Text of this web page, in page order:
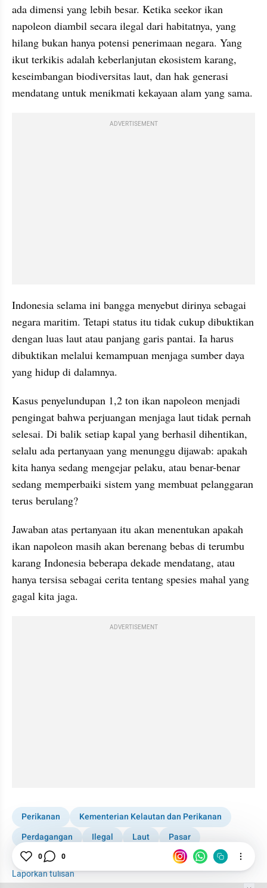
ada dimensi yang lebih besar. Ketika seekor ikan
napoleon diambil secara ilegal dari habitatnya, yang
hilang bukan hanya potensi penerimaan negara. Yang
ikut terkikis adalah keberlanjutan ekosistem karang,
keseimbangan biodiversitas laut, dan hak generasi
mendatang untuk menikmati kekayaan alam yang sama.
ADVERTISEMENT
Indonesia selama ini bangga menyebut dirinya sebagai
negara maritim. Tetapi status itu tidak cukup dibuktikan
dengan luas laut atau panjang garis pantai. Ia harus
dibuktikan melalui kemampuan menjaga sumber daya
yang hidup di dalamnya.
Kasus penyelundupan 1,2 ton ikan napoleon menjadi
pengingat bahwa perjuangan menjaga laut tidak pernah
selesai. Di balik setiap kapal yang berhasil dihentikan,
selalu ada pertanyaan yang menunggu dijawab: apakah
kita hanya sedang mengejar pelaku, atau benar-benar
sedang memperbaiki sistem yang membuat pelanggaran
terus berulang?
Jawaban atas pertanyaan itu akan menentukan apakah
ikan napoleon masih akan berenang bebas di terumbu
karang Indonesia beberapa dekade mendatang, atau
hanya tersisa sebagai cerita tentang spesies mahal yang
gagal kita jaga.
ADVERTISEMENT
Perikanan
Kementerian Kelautan dan Perikanan
Perdagangan
Ilegal Laut
Pasar
Kapal Ikan Asing
Laporkan tulisan
0 0